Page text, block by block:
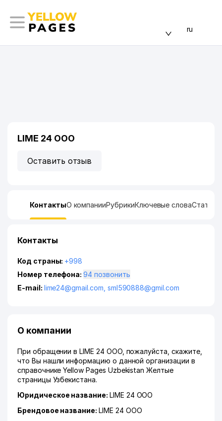
ru
LIME 24 ООО
Оставить отзыв
КонтактыО компанииРубрикиКлючевые слова
Контакты
Код страны: +998
Номер телефона:
94 позвонить
E-mail: lime24@gmail.com sml590888@gmil.com
О компании
При обращении в LIME 24 ООО, пожалуйста, скажите,
что Вы нашли информацию о данной организации в
справочнике Yellow Pages Uzbekistan Желтые
страницы Узбекистана.
Юридическое название: LIME 24 ООО
Брендовое название: LIME 24 ООО